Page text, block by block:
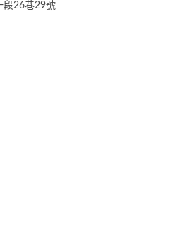
段26巷29號